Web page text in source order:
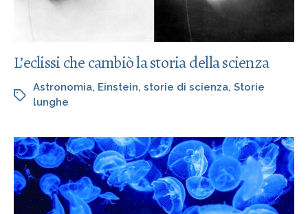
L’eclissi che cambiò la storia della scienza
Astronomia, Einstein, storie di scienza, Storie
lunghe